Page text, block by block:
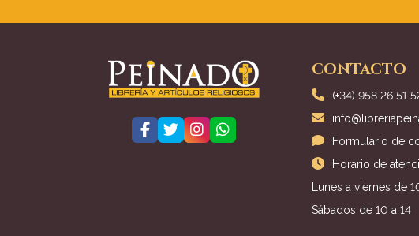
CONTACTO
(+34) 958 26 51
Formulario de
Horario de
Lunes a viernes de
Sábados de 10 a 14